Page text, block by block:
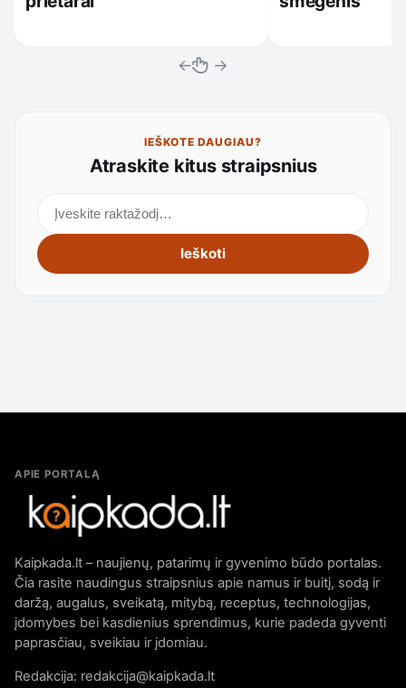
← →
IEŠKOTE DAUGIAU?
Atraskite kitus straipsnius
Ieškoti
APIE PORTALĄ
Kaipkada.lt – naujienų, patarimų ir gyvenimo būdo portalas.
Čia rasite naudingus straipsnius apie namus ir buitį, sodą ir
daržą, augalus, sveikatą, mitybą, receptus, technologijas,
įdomybes bei kasdienius sprendimus, kurie padeda gyventi
paprasčiau, sveikiau ir įdomiau.
Redakcija: redakcija@kaipkada.lt